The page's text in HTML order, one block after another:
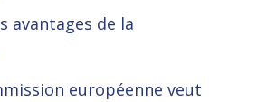
avantages de la
européenne veut